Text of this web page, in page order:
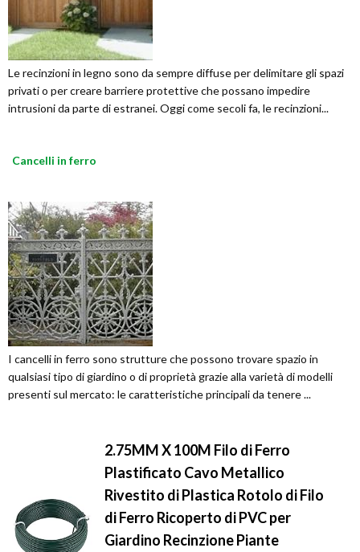
Le recinzioni in legno sono da sempre diffuse per delimitare gli spazi
privati o per creare barriere protettive che possano impedire
intrusioni da parte di estranei. Oggi come secoli fa, le recinzioni...
Cancelli in ferro
I cancelli in ferro sono strutture che possono trovare spazio in
qualsiasi tipo di giardino o di proprietà grazie alla varietà di modelli
presenti sul mercato: le caratteristiche principali da tenere ...
2.75MM X 100M Filo di Ferro
Plastificato Cavo Metallico
Rivestito di Plastica Rotolo di Filo
di Ferro Ricoperto di PVC per
Giardino Recinzione Piante